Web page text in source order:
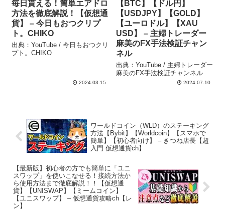
毎日貰える！簡単エアドロ
方法を徹底解説！【仮想通
貨】 – 今日もおつクリプ
ト。CHIKO
出典：YouTube / 今日もおつクリ
プト。CHIKO
2024.03.15
【BTC】【ドル円】
【USDJPY】【GOLD】
【ユーロドル】【XAU
USD】 – 主婦トレーダー
麻美のFX手法検証チャン
ネル
出典：YouTube / 主婦トレーダー
麻美のFX手法検証チャンネル
2024.07.10
ワールドコイン（WLD）のステーキング
方法【Bybit】【Worldcoin】【スマホで
簡単】【初心者向け】 – きつね店長【超
入門 仮想通貨ch】
【最新版】初心者の方でも簡単に「ユニ
スワップ」を使いこなせる！接続方法か
ら使用方法まで徹底解説！！【仮想通
貨】【UNISWAP】【ミームコイン】
【ユニスワップ】 – 仮想通貨攻略ch【レ
ン】